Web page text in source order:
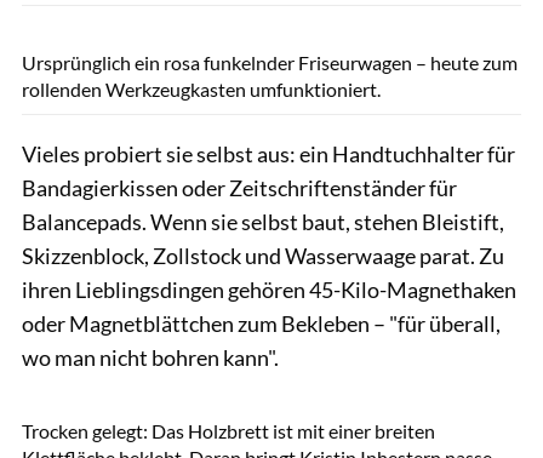
Ursprünglich ein rosa funkelnder Friseurwagen – heute zum
rollenden Werkzeugkasten umfunktioniert.
Vieles probiert sie selbst aus: ein Handtuchhalter für
Bandagierkissen oder Zeitschriftenständer für
Balancepads. Wenn sie selbst baut, stehen Bleistift,
Skizzenblock, Zollstock und Wasserwaage parat. Zu
ihren Lieblingsdingen gehören 45-Kilo-Magnethaken
oder Magnetblättchen zum Bekleben – "für überall,
wo man nicht bohren kann".
Trocken gelegt: Das Holzbrett ist mit einer breiten